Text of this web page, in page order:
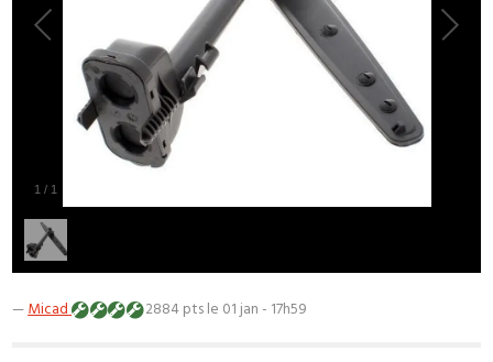
1 / 1
—Micad 2884 ptsle 01 jan - 17h59